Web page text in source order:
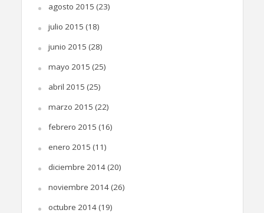
agosto 2015 (23)
julio 2015 (18)
junio 2015 (28)
mayo 2015 (25)
abril 2015 (25)
marzo 2015 (22)
febrero 2015 (16)
enero 2015 (11)
diciembre 2014(20)
noviembre 2014(26)
octubre 2014(19)